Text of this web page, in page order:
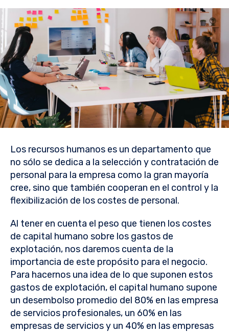
Los recursos humanos es un departamento que
no sólo se dedica a la selección y contratación de
personal para la empresa como la gran mayoría
cree, sino que también cooperan en el control y la
flexibilización de los costes de personal.
Al tener en cuenta el peso que tienen los costes
de capital humano sobre los gastos de
explotación, nos daremos cuenta de la
importancia de este propósito para el negocio.
Para hacernos una idea de lo que suponen estos
gastos de explotación, el capital humano supone
un desembolso promedio del 80% en las empresa
de servicios profesionales, un 60% en las
empresas de servicios y un 40% en las empresas